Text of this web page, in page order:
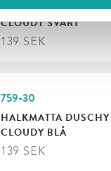
HALKMATTA DUSCHY
CLOUDY SVART
139 SEK
759-30
HALKMATTA DUSCHY
CLOUDY BLÅ
139 SEK